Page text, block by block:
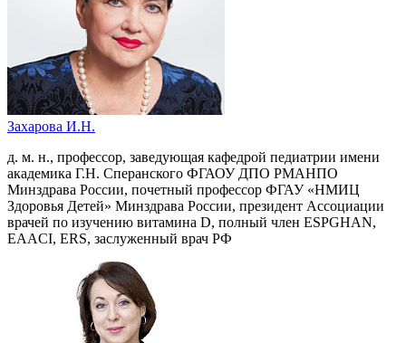
Захарова И.Н.
д. м. н., профессор, заведующая кафедрой педиатрии имени
академика Г.Н. Сперанского ФГАОУ ДПО РМАНПО
Минздрава России, почетный профессор ФГАУ «НМИЦ
Здоровья Детей» Минздрава России, президент Ассоциации
врачей по изучению витамина D, полный член ESPGHAN,
EAACI, ERS, заслуженный врач РФ